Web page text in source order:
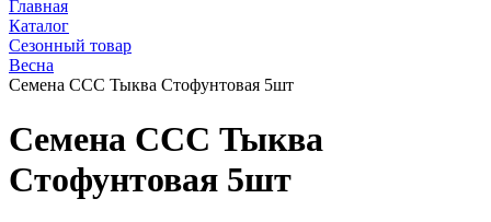
Главная
Каталог
Сезонный товар
Весна
Семена ССС Тыква Стофунтовая 5шт
Семена ССС Тыква
Стофунтовая 5шт